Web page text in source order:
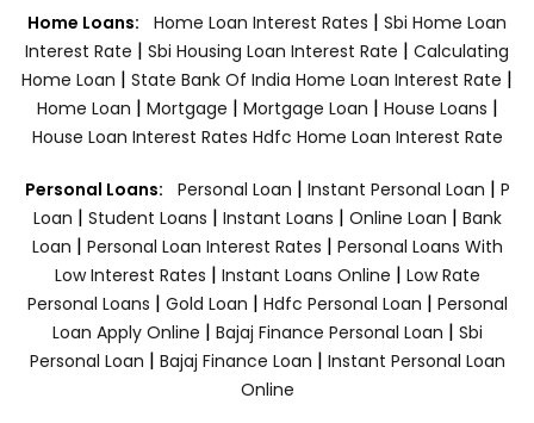
Home Loans: Home Loan Interest Rates | Sbi Home Loan
Interest Rate | Sbi Housing Loan Interest Rate | Calculating
Home Loan | State Bank Of India Home Loan Interest Rate |
Home Loan | Mortgage | Mortgage Loan | House Loans |
House Loan Interest Rates Hdfc Home Loan Interest Rate
Personal Loans: Personal Loan | Instant Personal Loan | P
Loan | Student Loans | Instant Loans | Online Loan | Bank
Loan | Personal Loan Interest Rates | Personal Loans With
Low Interest Rates | Instant Loans Online | Low Rate
Personal Loans | Gold Loan | Hdfc Personal Loan | Personal
Loan Apply Online | Bajaj Finance Personal Loan | Sbi
Personal Loan | Bajaj Finance Loan | Instant Personal Loan
Online